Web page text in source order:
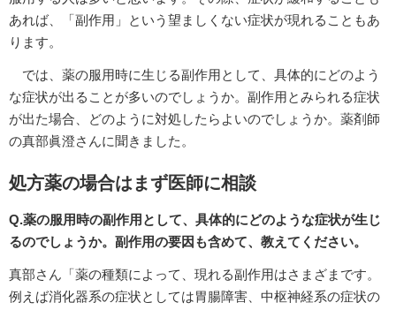
あれば、「副作用」という望ましくない症状が現れることもあ
ります。
では、薬の服用時に生じる副作用として、具体的にどのよう
な症状が出ることが多いのでしょうか。副作用とみられる症状
が出た場合、どのように対処したらよいのでしょうか。薬剤師
の真部眞澄さんに聞きました。
処方薬の場合はまず医師に相談
Q.薬の服用時の副作用として、具体的にどのような症状が生じ
るのでしょうか。副作用の要因も含めて、教えてください。
真部さん「薬の種類によって、現れる副作用はさまざまです。
例えば消化器系の症状としては胃腸障害、中枢神経系の症状の